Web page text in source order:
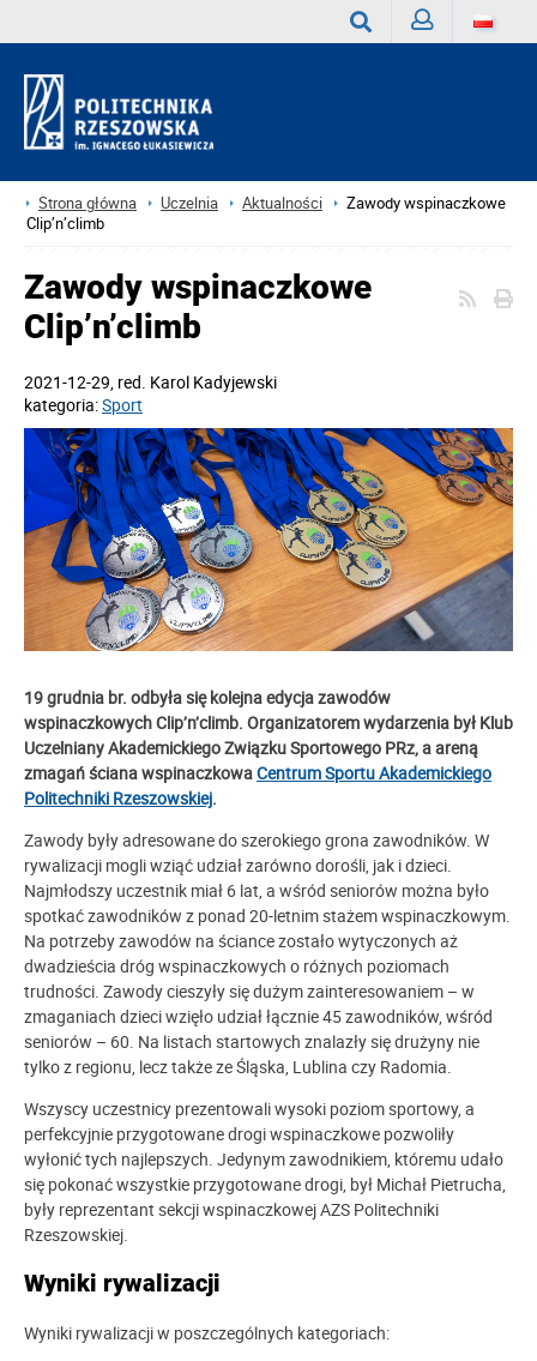
Strona główna Uczelnia Aktualności
Zawody wspinaczkowe
Clip’n’climb
Zawody wspinaczkowe
Clip’n’climb
2021-12-29, red. Karol Kadyjewski
kategoria:Sport
19 grudnia br. odbyła się kolejna edycja zawodów
wspinaczkowych Clip’n’climb. Organizatorem wydarzenia byłKlub
Uczelniany Akademickiego Związku Sportowego PRz, a areną
zmagań ściana wspinaczkowaCentrum Sportu Akademickiego
Politechniki Rzeszowskiej.
Zawody były adresowane do szerokiego grona zawodników. W
rywalizacji mogli wziąć udział zarówno dorośli, jak i dzieci.
Najmłodszy uczestnik miał 6 lat, a wśród seniorów można było
spotkać zawodników z ponad 20-letnim stażem wspinaczkowym.
Na potrzeby zawodów na ściance zostało wytyczonych aż
dwadzieścia dróg wspinaczkowych o różnych poziomach
trudności. Zawody cieszyły się dużym zainteresowaniem – w
zmaganiach dzieci wzięło udział łącznie 45 zawodników, wśród
seniorów – 60. Na listach startowych znalazły się drużyny nie
tylko z regionu, lecz także ze Śląska, Lublina czy Radomia.
Wszyscy uczestnicy prezentowali wysoki poziom sportowy, a
perfekcyjnie przygotowane drogi wspinaczkowe pozwoliły
wyłonić tych najlepszych. Jedynym zawodnikiem, któremu udało
się pokonać wszystkie przygotowane drogi, był Michał Pietrucha,
były reprezentant sekcji wspinaczkowej AZS Politechniki
Rzeszowskiej.
Wyniki rywalizacji
Wyniki rywalizacji w poszczególnych kategoriach: